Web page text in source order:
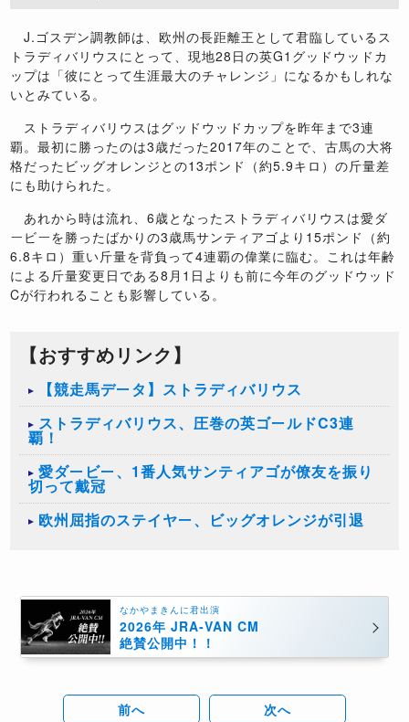
J.ゴスデン調教師は、欧州の長距離王として君臨しているス
トラディバリウスにとって、現地28日の英G1グッドウッドカ
ップは「彼にとって生涯最大のチャレンジ」になるかもしれな
いとみている。
ストラディバリウスはグッドウッドカップを昨年まで3連
覇。最初に勝ったのは3歳だった2017年のことで、古馬の大将
格だったビッグオレンジとの13ポンド（約5.9キロ）の斤量差
にも助けられた。
あれから時は流れ、6歳となったストラディバリウスは愛ダ
ービーを勝ったばかりの3歳馬サンティアゴより15ポンド（約
6.8キロ）重い斤量を背負って4連覇の偉業に臨む。これは年齢
による斤量変更日である8月1日よりも前に今年のグッドウッド
Cが行われることも影響している。
【おすすめリンク】
【競走馬データ】ストラディバリウス
ストラディバリウス、圧巻の英ゴールドC3連
覇！
愛ダービー、1番人気サンティアゴが僚友を振り
切って戴冠
欧州屈指のステイヤー、ビッグオレンジが引退
なかやまきんに君出演
2026年 JRA-VAN CM
絶賛公開中！！
前へ 次へ